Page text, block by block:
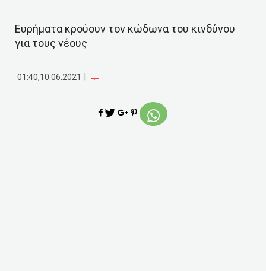
Ευρήματα κρούουν τον κώδωνα του κινδύνου
για τους νέους
01:40,10.06.2021